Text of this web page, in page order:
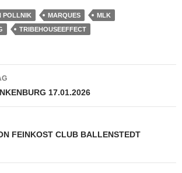
POLLNIK MARQUES
MLK
TRIBEHOUSEEFFECT
17.01.2026
FEINKOST CLUB BALLENSTEDT